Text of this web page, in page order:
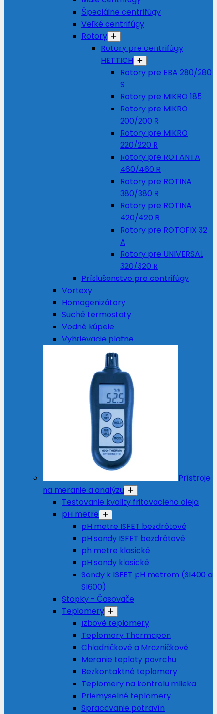
Špeciálne centrifúgy
Veľké centrifúgy
Rotory
Rotory pre centrifúgy
HETTICH
Rotory pre EBA 280/280
S
Rotory pre MIKRO 185
Rotory pre MIKRO
200/200 R
Rotory pre MIKRO
220/220 R
Rotory pre ROTANTA
460/460 R
Rotory pre ROTINA
380/380 R
Rotory pre ROTINA
420/420 R
Rotory pre ROTOFIX 32
A
Rotory pre UNIVERSAL
320/320 R
Príslušenstvo pre centrifúgy
Vortexy
Homogenizátory
Suché termostaty
Vodné kúpele
Vyhrievacie platne
Prístroje
na meranie a analýzu
Testovanie kvality fritovacieho oleja
pH metre
pH metre ISFET bezdrôtové
pH sondy ISFET bezdrôtové
ph metre klasické
pH sondy klasické
Sondy k ISFET pH metrom (SI400 a
SI600)
Stopky - Časovače
Teplomery
Izbové teplomery
Teplomery Thermapen
Chladničkové a Mrazničkové
Meranie teploty povrchu
Bezkontaktné teplomery
Teplomery na kontrolu mlieka
Priemyselné teplomery
Spracovanie potravín